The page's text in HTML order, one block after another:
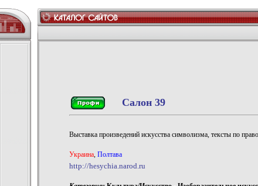
Салон 39
Выставка произведений искусства символизма, тексты по
Украина, Полтава
http://hesychia.narod.ru